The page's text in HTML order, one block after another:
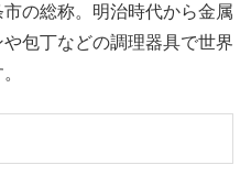
の総称。明治時代から金属
や包丁などの調理器具で世界